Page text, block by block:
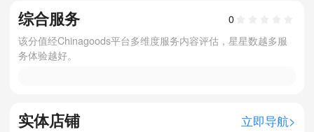
综合服务
0
该分值经Chinagoods平台多维度服务内容评估，星星数越多服
务体验越好。
实体店铺
立即导航>